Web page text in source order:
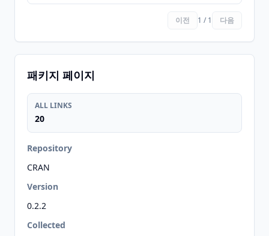
이전 1 / 1 다음
패키지 페이지
ALL LINKS
20
Repository
CRAN
Version
0.2.2
Collected